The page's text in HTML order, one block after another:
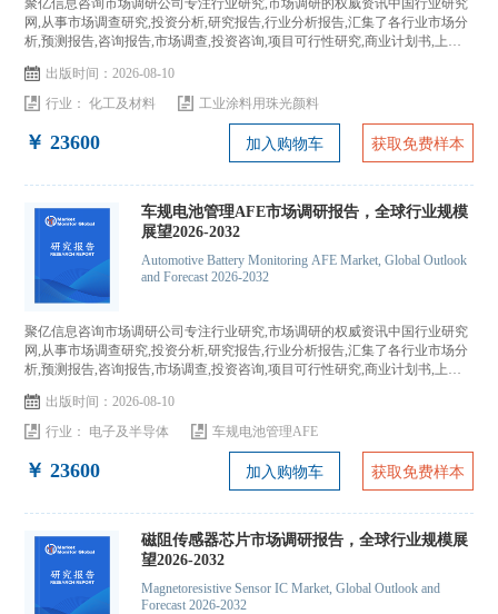
聚亿信息咨询市场调研公司专注行业研究,市场调研的权威资讯中国行业研究
网,从事市场调查研究,投资分析,研究报告,行业分析报告,汇集了各行业市场分
析,预测报告,咨询报告,市场调查,投资咨询,项目可行性研究,商业计划书,上市
出版时间：2026-08-10
行业：化工及材料 工业涂料用珠光颜料
￥ 23600 加入购物车 获取免费样本
车规电池管理AFE市场调研报告，全球行业规模
展望2026-2032
Automotive Battery Monitoring AFE Market, Global Outlook
and Forecast 2026-2032
聚亿信息咨询市场调研公司专注行业研究,市场调研的权威资讯中国行业研究
网,从事市场调查研究,投资分析,研究报告,行业分析报告,汇集了各行业市场分
析,预测报告,咨询报告,市场调查,投资咨询,项目可行性研究,商业计划书,上市
出版时间：2026-08-10
行业： 电子及半导体 车规电池管理AFE
￥ 23600 加入购物车 获取免费样本
磁阻传感器芯片市场调研报告，全球行业规模展
望2026-2032
Magnetoresistive Sensor IC Market, Global Outlook and
Forecast 2026-2032